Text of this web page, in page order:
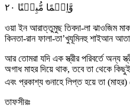
وَّاِثۡمًا مُّبِیۡنًا ٢۰
ওয়া ইন আরাত্তুমুছ তিবদা-লা ঝাওজিম
কিনতা-রান ফালা-তা’খুযূমিনহু শাইআন
আর তোমরা যদি এক স্ত্রীর পরিবর্তে অন্য
অগাধ মাহর দিয়ে থাক, তবে তা থেকে
এবং প্রকাশ্য গুনাহে লিপ্ত হয়ে তা
তাফসীরঃ